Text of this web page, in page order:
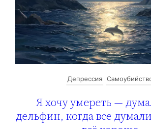
Депрессия
Я хочу умереть —
дельфин, когда все